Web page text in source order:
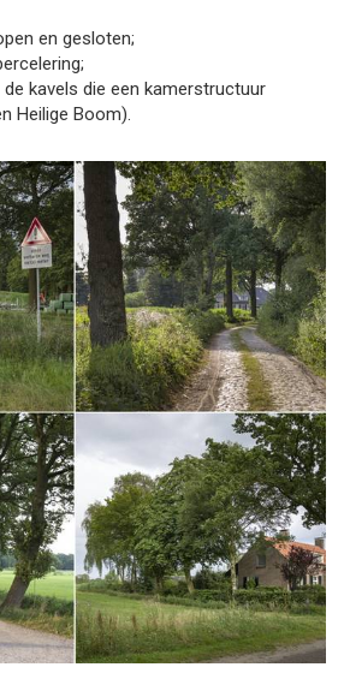
en gesloten;
kavels die een kamerstructuur
Heilige Boom).